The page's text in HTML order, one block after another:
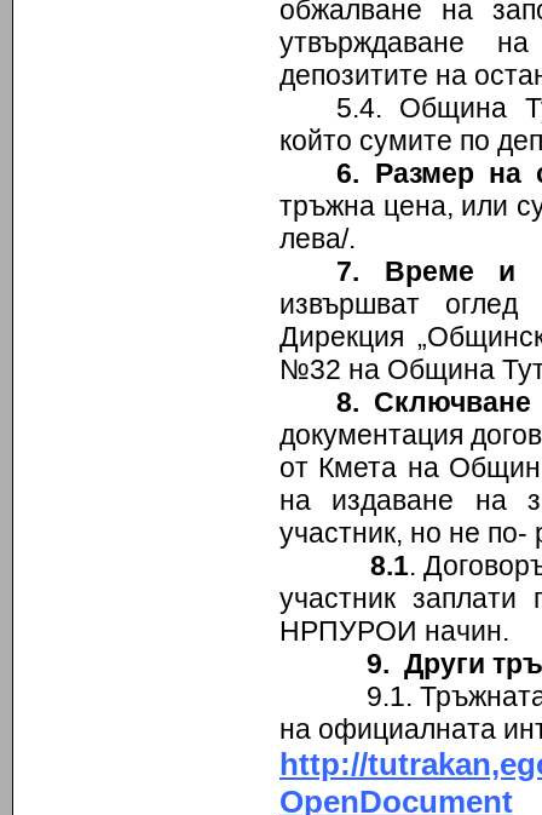
обжалване на
утвърждаване
депозитите на
5.4. Община
който сумите по
6. Размер на
тръжна цена, или
лева/.
7. Време и
извършват
Дирекция
№32 на Община
8.
документация
от Кмета на
на издаване на
участник, но не по-
8.1.
участник
НРПУРОИ начин.
9. Други
9.1. Тръжната
на официалната
http://
OpenDocument